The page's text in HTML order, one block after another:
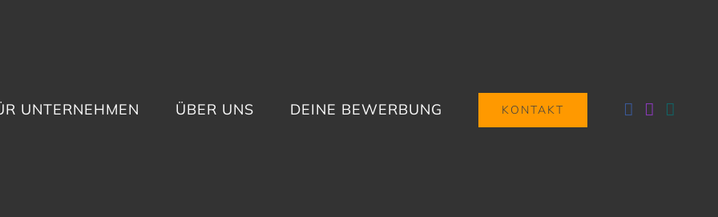
UNTERNEHMEN ÜBER UNS DEINE BEWERBUNG KONTAKT